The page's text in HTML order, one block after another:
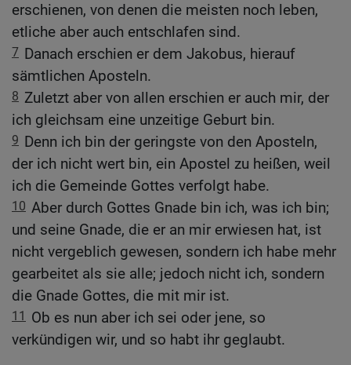
erschienen, von denen die meisten noch leben,
etliche aber auch entschlafen sind.
7 Danach erschien er dem Jakobus, hierauf
sämtlichen Aposteln.
8 Zuletzt aber von allen erschien er auch mir, der
ich gleichsam eine unzeitige Geburt bin.
9 Denn ich bin der geringste von den Aposteln,
der ich nicht wert bin, ein Apostel zu heißen, weil
ich die Gemeinde Gottes verfolgt habe.
10 Aber durch Gottes Gnade bin ich, was ich bin;
und seine Gnade, die er an mir erwiesen hat, ist
nicht vergeblich gewesen, sondern ich habe mehr
gearbeitet als sie alle; jedoch nicht ich, sondern
die Gnade Gottes, die mit mir ist.
11
Ob es nun aber ich sei oder jene, so
verkündigen wir, und so habt ihr geglaubt.